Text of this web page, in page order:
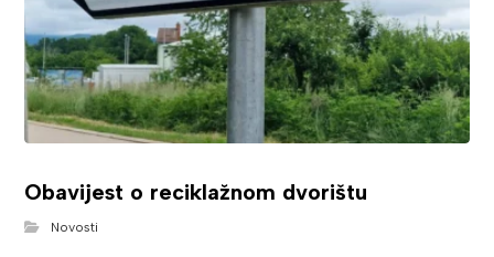
Obavijest o reciklažnom dvorištu
Novosti